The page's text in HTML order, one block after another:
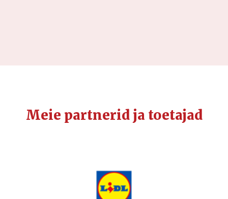
Meie partnerid ja toetajad